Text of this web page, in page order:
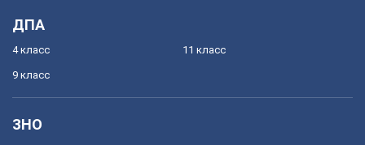
ДПА
4 класс
9 класс
11 класс
ЗНО